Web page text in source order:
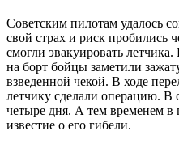
Советским пилотам удалось
свой страх и риск пробились
смогли эвакуировать
на борт бойцы заметили
взведенной чекой. В ходе
летчику сделали операцию. В
четыре дня. А тем временем
известие о его гибели.